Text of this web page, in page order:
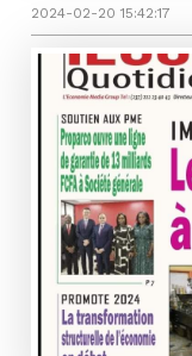
2024-02-20 15:42:17